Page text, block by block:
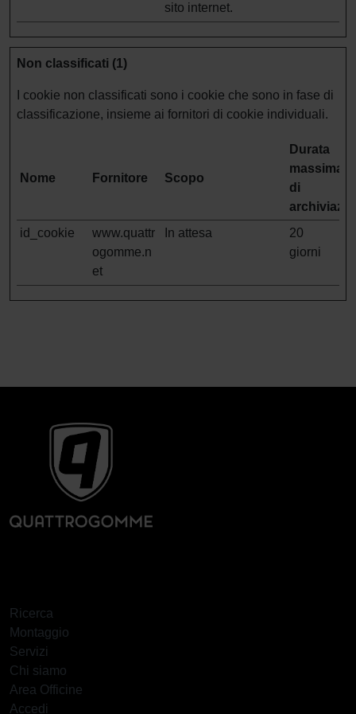
sito internet.
Non classificati (1)
I cookie non classificati sono i cookie che sono in fase di
classificazione, insieme ai fornitori di cookie individuali.
Nome Fornitore Scopo
Durata
massima
di
id_cookie
www.quattr
ogomme.n
et
In attesa
20
giorni
Ricerca
Montaggio
Servizi
Chi siamo
Area Officine
Accedi